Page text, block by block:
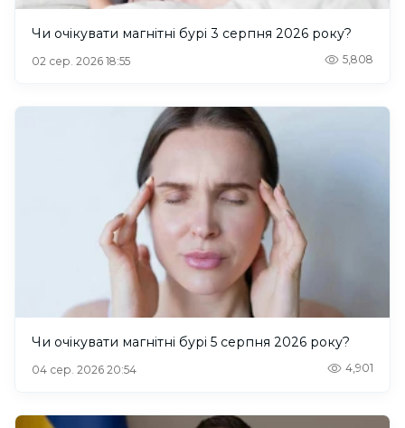
Чи очікувати магнітні бурі 3 серпня 2026 року?
02 сер. 2026 18:55 5,808
Чи очікувати магнітні бурі 5 серпня 2026 року?
04 сер. 2026 20:54 4,901